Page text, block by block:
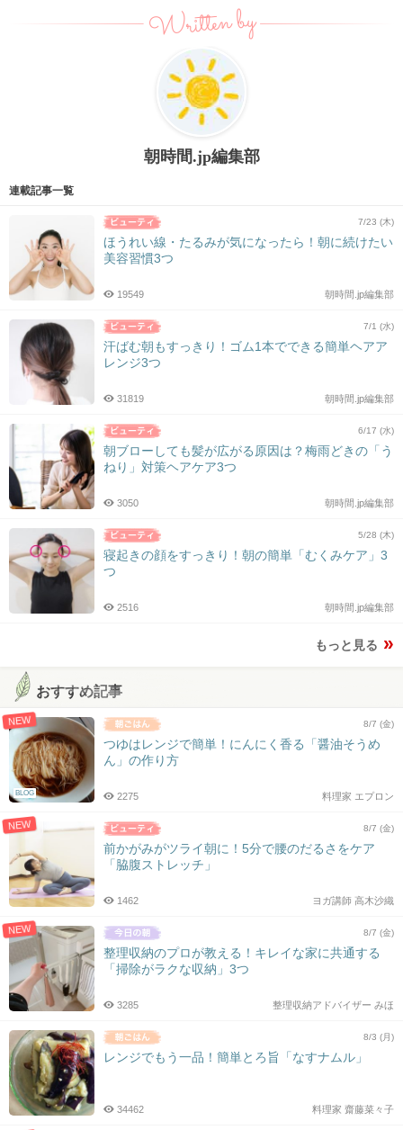
Written by
朝時間.jp編集部
連載記事一覧
7/23 (木)
ほうれい線・たるみが気になったら！朝に続けたい
美容習慣3つ
朝時間.jp編集部
19549
7/1 (水)
汗ばむ朝もすっきり！ゴム1本でできる簡単ヘアア
レンジ3つ
朝時間.jp編集部
31819
6/17 (水)
朝ブローしても髪が広がる原因は？梅雨どきの「う
ねり」対策ヘアケア3つ
朝時間.jp編集部
3050
5/28 (木)
寝起きの顔をすっきり！朝の簡単「むくみケア」3
つ
朝時間.jp編集部
2516
もっと見る
おすすめ記事
NEW
BLOG
8/7 (金)
つゆはレンジで簡単！にんにく香る「醤油そうめ
ん」の作り方
料理家 エプロン
2275
NEW 8/7 (金)
前かがみがツライ朝に！5分で腰のだるさをケア
「脇腹ストレッチ」
ヨガ講師 高木沙織
1462
NEW 8/7 (金)
整理収納のプロが教える！キレイな家に共通する
「掃除がラクな収納」3つ
整理収納アドバイザー みほ
3285
8/3 (月)
レンジでもう一品！簡単とろ旨「なすナムル」
料理家 齋藤菜々子
34462